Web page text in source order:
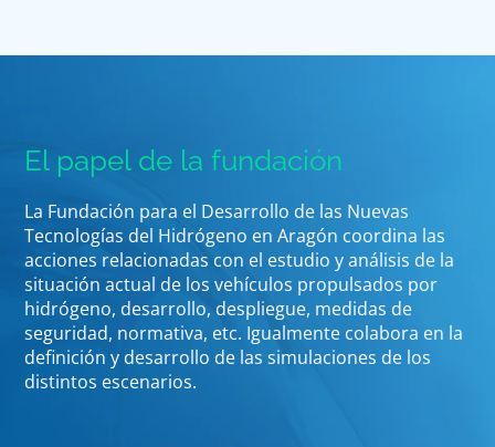
El papel de la fundación
La Fundación para el Desarrollo de las Nuevas
Tecnologías del Hidrógeno en Aragón coordina las
acciones relacionadas con el estudio y análisis de la
situación actual de los vehículos propulsados por
hidrógeno, desarrollo, despliegue, medidas de
seguridad, normativa, etc. Igualmente colabora en la
definición y desarrollo de las simulaciones de los
distintos escenarios.